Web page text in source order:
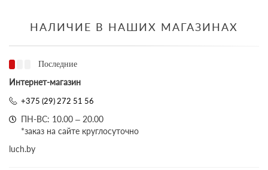
НАЛИЧИЕ В НАШИХ МАГАЗИНАХ
Последние
Интернет-магазин
+375 (29) 272 51 56
ПН-ВС: 10.00 – 20.00
*заказ на сайте круглосуточно
luch.by